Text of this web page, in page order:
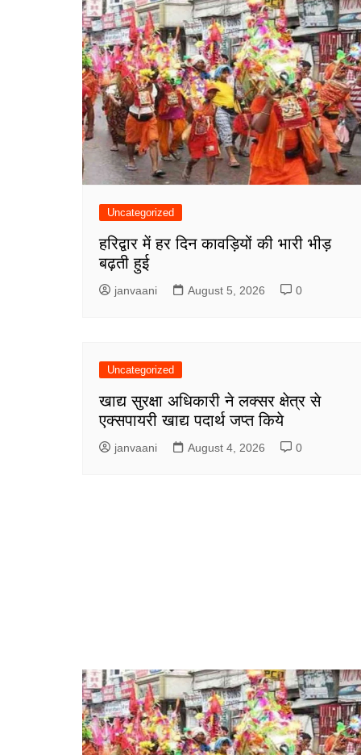
Uncategorized
हरिद्वार में हर दिन कावड़ियों की भारी भीड़
बढ़ती हुई
janvaani August 5, 2026 0
Uncategorized
खाद्य सुरक्षा अधिकारी ने लक्सर क्षेत्र से
एक्सपायरी खाद्य पदार्थ जप्त किये
janvaani August 4, 2026 0